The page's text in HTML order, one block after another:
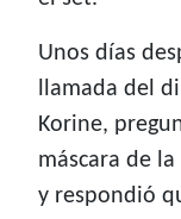
Unos días
llamada del
Korine,
máscara de
y respondió